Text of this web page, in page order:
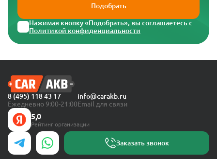
Подобрать
Нажимая кнопку «Подобрать», вы соглашаетесь с
Политикой конфиденциальности
8 (495) 118 43 17
Ежедневно 9:00-21:00
info@carakb.ru
Email для связи
5,0
Рейтинг организации
Заказать звонок